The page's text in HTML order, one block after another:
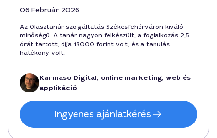
06 Február 2026
Az Olasztanár szolgáltatás Székesfehérváron kiváló
minőségű. A tanár nagyon felkészült, a foglalkozás 2,5
órát tartott, díja 18000 forint volt, és a tanulás
hatékony volt.
Karmaso Digital, online marketing, web és
applikáció
Ingyenes ajánlatkérés